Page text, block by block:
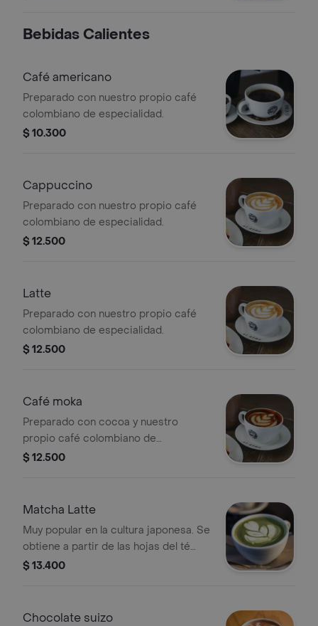
Bebidas Calientes
Café americano
Preparado con nuestro propio café
colombiano de especialidad.
$ 10.300
Cappuccino
Preparado con nuestro propio café
colombiano de especialidad.
$ 12.500
Latte
Preparado con nuestro propio café
colombiano de especialidad.
$ 12.500
Café moka
Preparado con cocoa y nuestro
propio café colombiano de
especialidad.
$ 12.500
Matcha Latte
Muy popular en la cultura japonesa. Se
obtiene a partir de las hojas del té
verde proporciona más energía que la
$ 13.400
Chocolate suizo